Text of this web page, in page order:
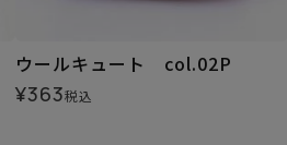
ウールキュート col.02P
¥363税込